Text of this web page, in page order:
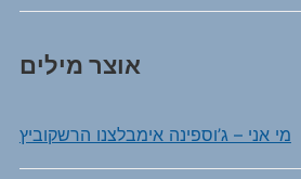
אוצר מילים
מי אני – ג’וספינה אימבלצנו הרשקוביץ